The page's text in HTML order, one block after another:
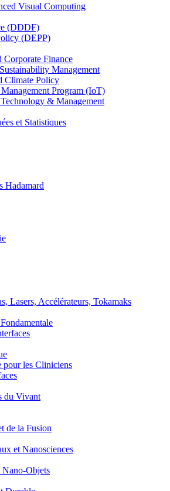
Visual Computing
(DDDF)
(DEPP)
Finance
Management
Climate Policy
Program (IoT)
& Management
et Statistiques
Hadamard
Lasers, Accélérateurs, Tokamaks
les Cliniciens
du Vivant
de la Fusion
et Nanosciences
Objets